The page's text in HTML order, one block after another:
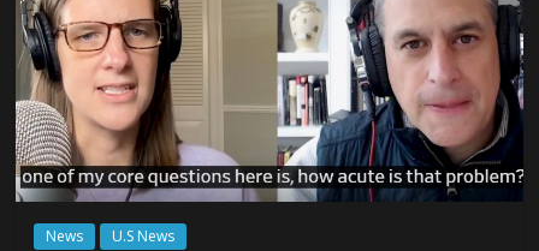
News U.S News